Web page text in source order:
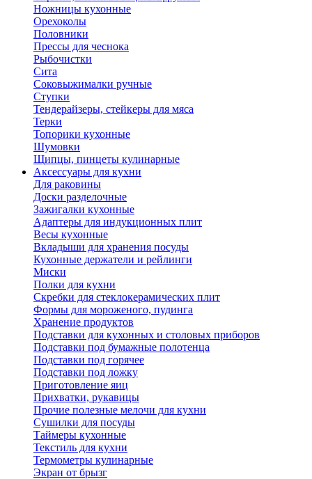
Ножницы кухонные
Орехоколы
Половники
Прессы для чеснока
Рыбочистки
Сита
Соковыжималки ручные
Ступки
Тендерайзеры, стейкеры для мяса
Терки
Топорики кухонные
Шумовки
Щипцы, пинцеты кулинарные
Аксессуары для кухни
Для раковины
Доски разделочные
Зажигалки кухонные
Адаптеры для индукционных плит
Весы кухонные
Вкладыши для хранения посуды
Кухонные держатели и рейлинги
Миски
Полки для кухни
Скребки для стеклокерамических плит
Формы для мороженого, пудинга
Хранение продуктов
Подставки для кухонных и столовых приборов
Подставки под бумажные полотенца
Подставки под горячее
Подставки под ложку
Приготовление яиц
Прихватки, рукавицы
Прочие полезные мелочи для кухни
Сушилки для посуды
Таймеры кухонные
Текстиль для кухни
Термометры кулинарные
Экран от брызг